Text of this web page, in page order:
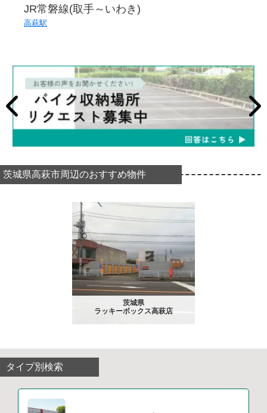
JR常磐線(取手～いわき)
高萩駅
茨城県高萩市周辺のおすすめ物件
茨城県
ラッキーボックス高萩店
タイプ別検索